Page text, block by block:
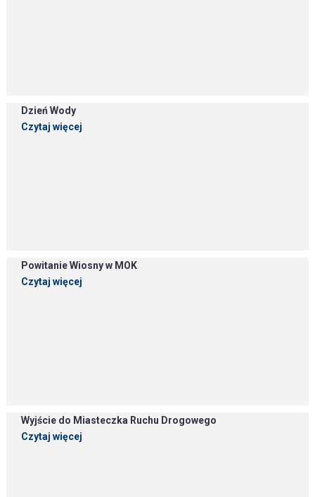
Dzień Wody
Czytaj więcej
Powitanie Wiosny w MOK
Czytaj więcej
Wyjście do Miasteczka Ruchu Drogowego
Czytaj więcej